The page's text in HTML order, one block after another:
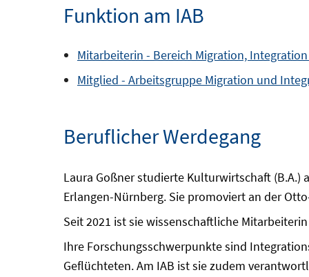
Funktion am IAB
Mitarbeiterin - Bereich Migration,
Mitglied - Arbeitsgruppe Migration und
Beruflicher Werdegang
Laura Goßner studierte Kulturwirtschaft (B.A.)
Erlangen-Nürnberg. Sie promoviert an der
Seit 2021 ist sie wissenschaftliche
Ihre Forschungsschwerpunkte sind
Geflüchteten. Am IAB ist sie zudem